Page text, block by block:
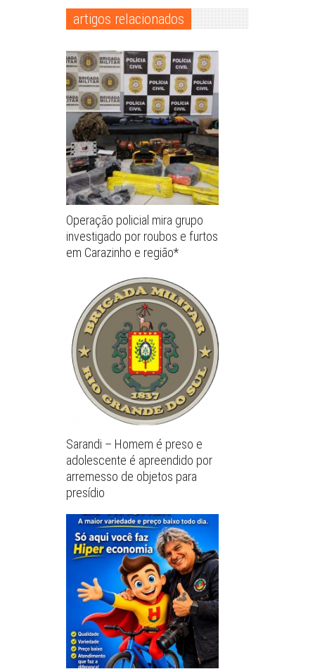
artigos relacionados
Operação policial mira grupo
investigado por roubos e furtos
em Carazinho e região*
Sarandi – Homem é preso e
adolescente é apreendido por
arremesso de objetos para
presídio